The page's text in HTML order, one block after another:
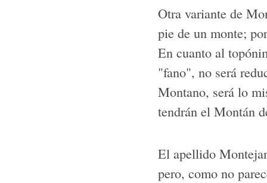
Otra variante de
pie de un monte;
En cuanto al
"fano", no será
Montano, será lo
tendrán el Montán
El apellido
pero, como no